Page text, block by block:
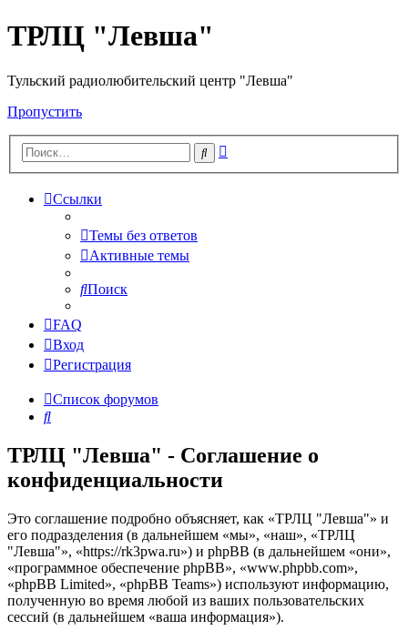
ТРЛЦ "Левша"
Тульский радиолюбительский центр "Левша"
Пропустить
Поиск
Ссылки
Темы без ответов
Активные темы
Поиск
FAQ
Вход
Регистрация
Список форумов
Поиск
ТРЛЦ "Левша" - Соглашение о
конфиденциальности
Это соглашение подробно объясняет, как «ТРЛЦ "Левша"» и
его подразделения (в дальнейшем «мы», «наш», «ТРЛЦ
"Левша"», «https://rk3pwa.ru») и phpBB (в дальнейшем «они»,
«программное обеспечение phpBB», «www.phpbb.com»,
«phpBB Limited», «phpBB Teams») используют информацию,
полученную во время любой из ваших пользовательских
сессий (в дальнейшем «ваша информация»).